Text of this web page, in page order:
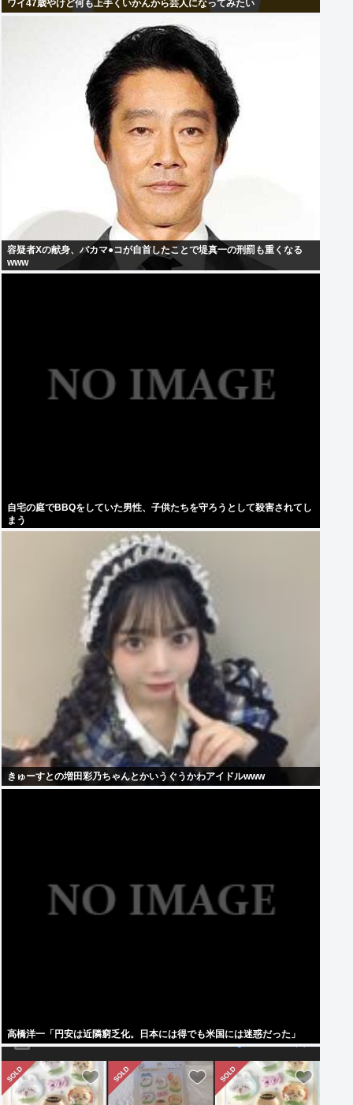
ワイ47歳やけど何も上手くいかんから芸人になってみたい
容疑者Xの献身、バカマ●コが自首したことで堤真一の刑罰も重くなる
www
自宅の庭でBBQをしていた男性、子供たちを守ろうとして殺害されてし
まう
きゅーすとの増田彩乃ちゃんとかいうぐうかわアイドルwww
高橋洋一「円安は近隣窮乏化。日本には得でも米国には迷惑だった」